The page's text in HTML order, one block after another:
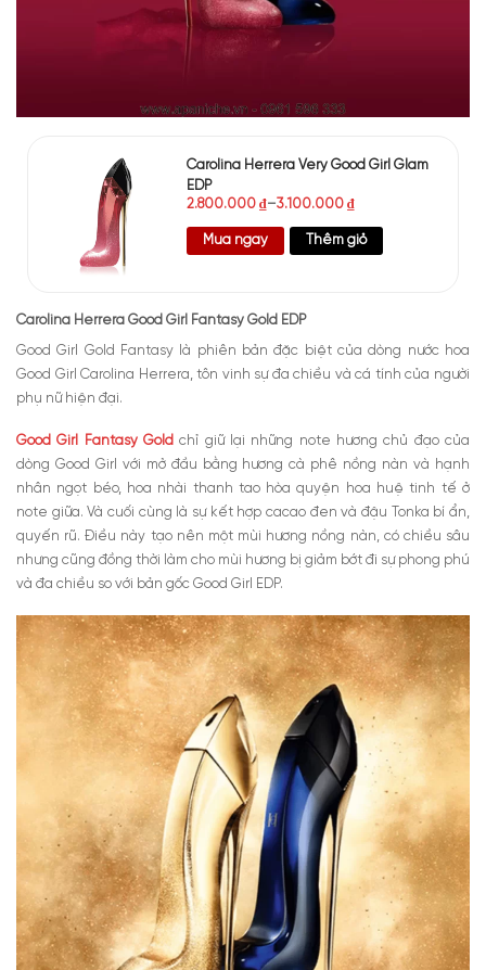
Carolina Herrera Very Good Girl Glam
EDP
2.800.000₫–3.100.000₫
Mua ngay Thêm giỏ
Carolina Herrera Good Girl Fantasy Gold EDP
Good Girl Gold Fantasy là phiên bản đặc biệt của dòng nước hoa
Good Girl Carolina Herrera, tôn vinh sự đa chiều và cá tính của người
phụ nữ hiện đại.
Good Girl Fantasy Gold chỉ giữ lại những note hương chủ đạo của
dòng Good Girl với mở đầu bằng hương cà phê nồng nàn và hạnh
nhân ngọt béo, hoa nhài thanh tao hòa quyện hoa huệ tinh tế ở
note giữa. Và cuối cùng là sự kết hợp cacao đen và đậu Tonka bí ẩn,
quyến rũ. Điều này tạo nên một mùi hương nồng nàn, có chiều sâu
nhưng cũng đồng thời làm cho mùi hương bị giảm bớt đi sự phong phú
và đa chiều so với bản gốc Good Girl EDP.